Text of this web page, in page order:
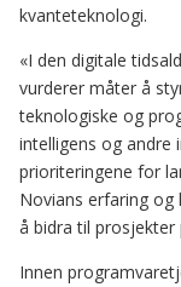
kvanteteknologi.
«I den digitale
vurderer måter å
teknologiske og
intelligens og
prioriteringene for
Novians erfaring
å bidra til prosjekter
Innen